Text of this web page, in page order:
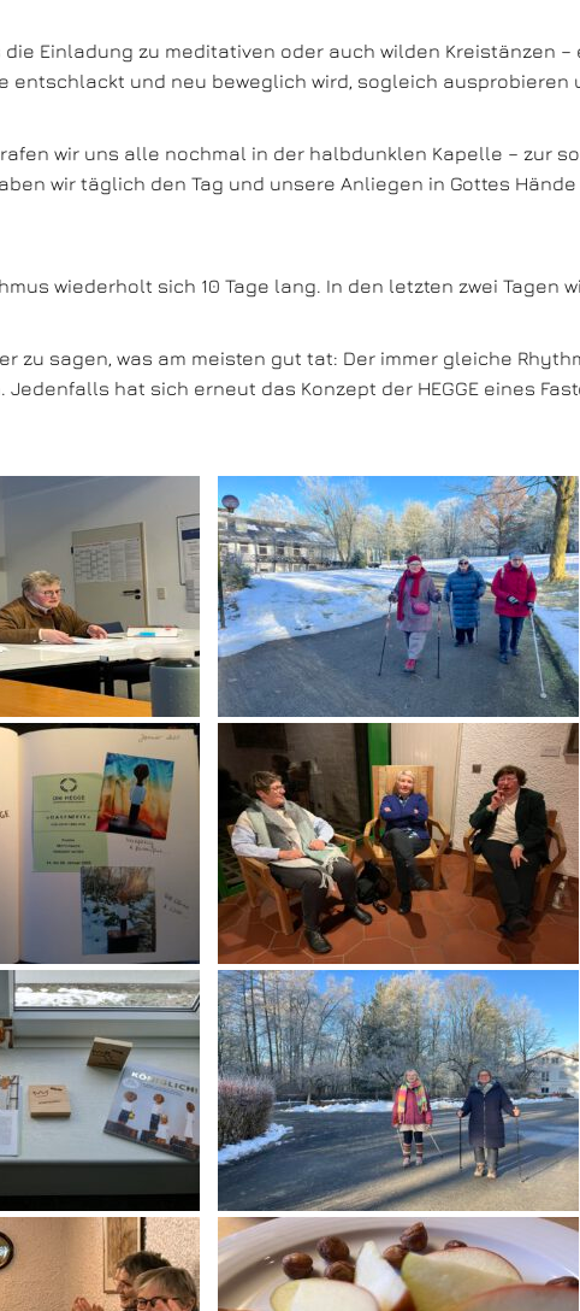
die Einladung zu meditativen oder auch wilden Kreistänzen
entschlackt und neu beweglich wird, sogleich ausprobieren
wir uns alle nochmal in der halbdunklen Kapelle – zur
wir täglich den Tag und unsere Anliegen in Gottes
wiederholt sich 10 Tage lang. In den letzten zwei
zu sagen, was am meisten gut tat: Der immer gleiche
Jedenfalls hat sich erneut das Konzept der HEGGE eines